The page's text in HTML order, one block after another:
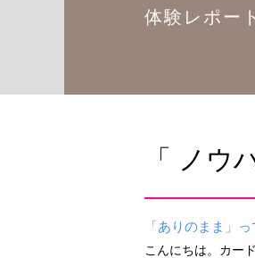
体験レポー
「 ノウ
「ありのまま」
こんにちは。カー